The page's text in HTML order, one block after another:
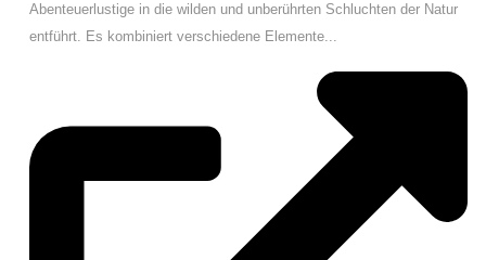
Abenteuerlustige in die wilden und unberührten Schluchten der Natur
entführt. Es kombiniert verschiedene Elemente...